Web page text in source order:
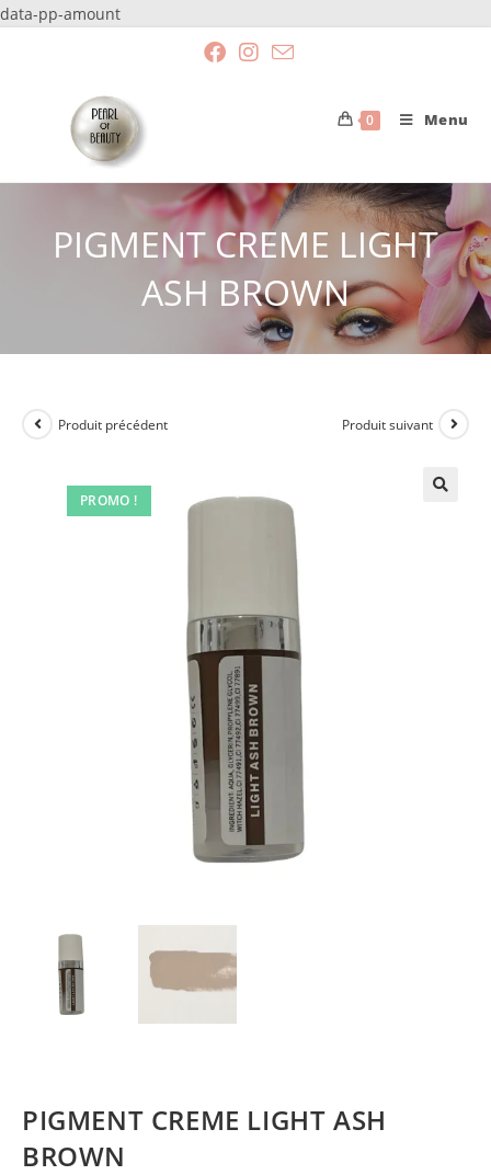
data-pp-amount
0 Menu
PIGMENT CREME LIGHT
ASH BROWN
PROMO !
Produit précédent Produit suivant
PIGMENT CREME LIGHT ASH
BROWN